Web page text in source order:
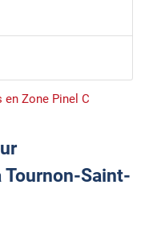
Zone Pinel C
Tournon-Saint-